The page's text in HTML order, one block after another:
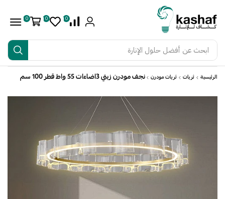
ابحث عن أفضل حلول الإنارة
0
0
0
الرئيسية ثريات ثريات مودرن نجف مودرن زيتي 3اضاءات 55 واط قطر 100 سم